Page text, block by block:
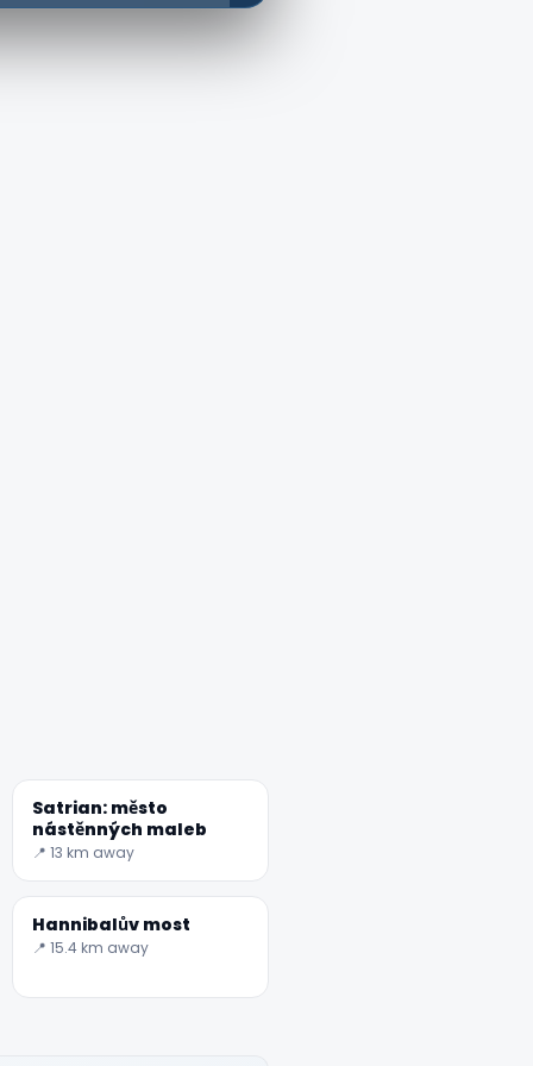
Satrian: město
nástěnných maleb
📍 13 km away
Hannibalův most
📍 15.4 km away